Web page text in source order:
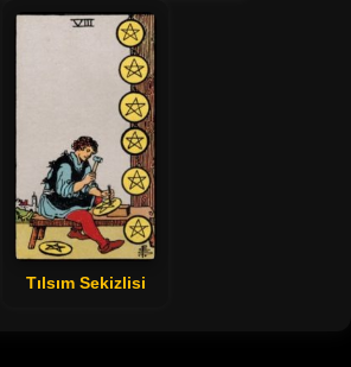
Tılsım Sekizlisi